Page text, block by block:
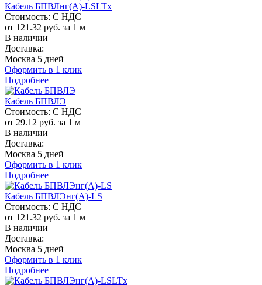
Кабель БПВЛнг(A)-LSLTx
Стоимость: С НДС
от 121.32 руб. за 1 м
В наличии
Доставка:
Москва 5 дней
Оформить в 1 клик
Подробнее
Кабель БПВЛЭ
Стоимость: С НДС
от 29.12 руб. за 1 м
В наличии
Доставка:
Москва 5 дней
Оформить в 1 клик
Подробнее
Кабель БПВЛЭнг(A)-LS
Стоимость: С НДС
от 121.32 руб. за 1 м
В наличии
Доставка:
Москва 5 дней
Оформить в 1 клик
Подробнее